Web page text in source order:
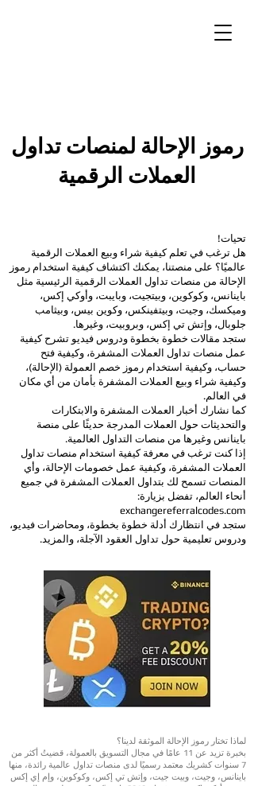
رموز الإحالة لمنصات تداول
العملات الرقمية
تحيات!
هل ترغب في تعلم كيفية شراء وبيع العملات الرقمية
عالميًا؟ على منصتنا، يمكنك اكتشاف كيفية استخدام رموز
الإحالة من منصات تداول العملات الرقمية الرئيسية مثل
باينانس، وكوكوين، وبيتجيت، وبايبت، وأوكي إكس،
وميكسك، وجيت، وبيتفينكس، وكوين بيس، وبيثامب
جلوبال، وإتش تي إكس، وبروبيت، وغيرها.
ستجد مقالات خطوة بخطوة ودروس فيديو تشرح كيفية
عمل منصات تداول العملات المشفرة، وكيفية فتح
حساب، وكيفية استخدام رموز خصم العمولة (الإحالة)،
وكيفية شراء وبيع العملات المشفرة بأمان من أي مكان
في العالم.
كما نشارك أخبار العملات المشفرة والابتكارات
والتحديثات حول العملات المدرجة حديثًا على منصة
باينانس وغيرها من منصات التداول العالمية.
إذا كنت ترغب في معرفة كيفية استخدام منصات تداول
العملات المشفرة، وكيفية عمل خصومات الإحالة، وأي
المنصات تسمح لك بتداول العملات المشفرة في جميع
أنحاء العالم، تفضل بزيارة:
exchangereferralcodes.com
ستجد في انتظارك أدلة خطوة بخطوة، ومحاضرات فيديو،
ودروس تعليمية حول تداول العقود الآجلة، والمزيد.
لماذا تختار رموز الإحالة الموثقة لدينا؟
بخبرة تزيد عن 11 عامًا في مجال التسويق بالعمولة، قضيتُ أكثر من
7 سنوات كشريك معتمد رسميًا لدى منصات تداول عالمية رائدة، منها
باينانس، وجيت، وبيت جيت، وإتش تي إكس، وكوكوين، وإم إي إكس